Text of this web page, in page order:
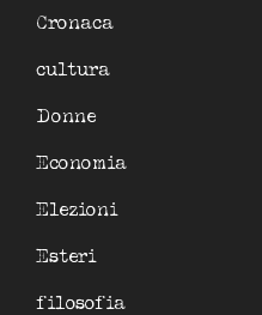
Cronaca
cultura
Donne
Economia
Elezioni
Esteri
filosofia